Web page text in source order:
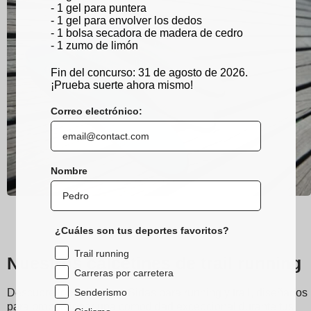
Nuestros calcetines de trail running
Descubre los calcetines Sidas para running y trail, diseñados
para proporcionar una comodidad excepcional durante tus
- 1 gel para puntera
- 1 gel para envolver los dedos
- 1 bolsa secadora de madera de cedro
- 1 zumo de limón
Fin del concurso: 31 de agosto de 2026.
¡Prueba suerte ahora mismo!
Correo electrónico:
Nombre
¿Cuáles son tus deportes favoritos?
Trail running
Carreras por carretera
Senderismo